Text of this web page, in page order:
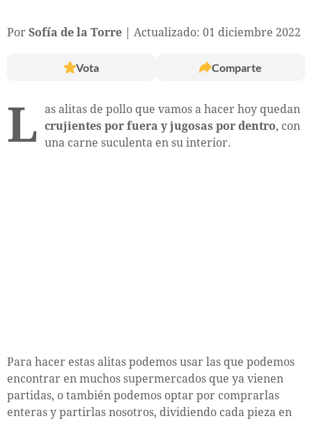
Por Sofía de la Torre Actualizado: 01 diciembre 2022
Vota Comparte
L as alitas de pollo que vamos a hacer hoy quedan
crujientes por fuera y jugosas por dentro, con
una carne suculenta en su interior.
Para hacer estas alitas podemos usar las que podemos
encontrar en muchos supermercados que ya vienen
partidas, o también podemos optar por comprarlas
enteras y partirlas nosotros, dividiendo cada pieza en